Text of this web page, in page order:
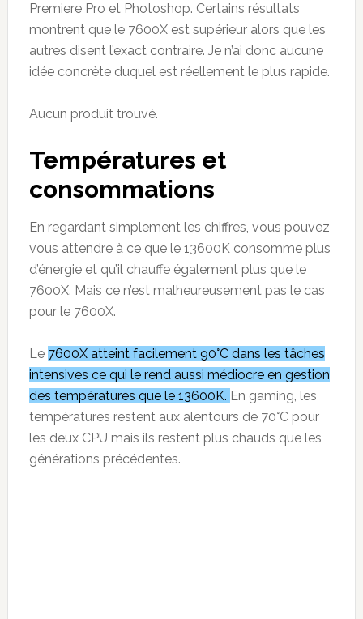
Premiere Pro et Photoshop. Certains résultats
montrent que le 7600X est supérieur alors que les
autres disent l’exact contraire. Je n’ai donc aucune
idée concrète duquel est réellement le plus rapide.
Aucun produit trouvé.
Températures et
consommations
En regardant simplement les chiffres, vous pouvez
vous attendre à ce que le 13600K consomme plus
d’énergie et qu’il chauffe également plus que le
7600X. Mais ce n’est malheureusement pas le cas
pour le 7600X.
Le 7600X atteint facilement 90°C dans les tâches
intensives ce qui le rend aussi médiocre en gestion
des températures que le 13600K. En gaming, les
températures restent aux alentours de 70°C pour
les deux CPU mais ils restent plus chauds que les
générations précédentes.